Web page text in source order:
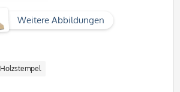
Weitere Abbildungen
Holzstempel